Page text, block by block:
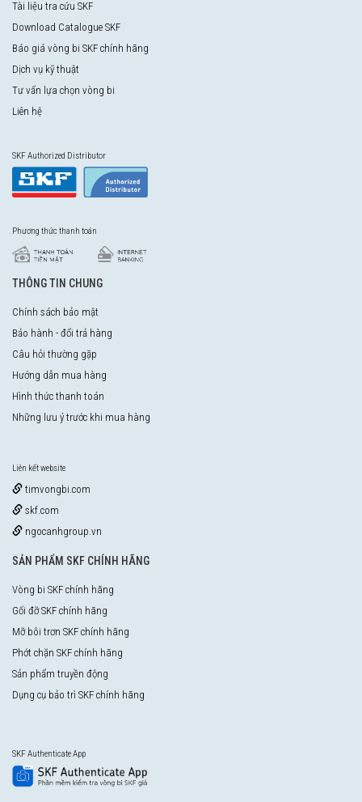
Tài liệu tra cứu SKF
Download Catalogue SKF
Báo giá vòng bi SKF chính hãng
Dịch vụ kỹ thuật
Tư vấn lựa chọn vòng bi
Liên hệ
SKF Authorized Distributor
Phương thức thanh toán
THÔNG TIN CHUNG
Chính sách bảo mật
Bảo hành - đổi trả hàng
Câu hỏi thường gặp
Hướng dẫn mua hàng
Hình thức thanh toán
Những lưu ý trước khi mua hàng
Liên kết website
timvongbi.com
skf.com
ngocanhgroup.vn
SẢN PHẨM SKF CHÍNH HÃNG
Vòng bi SKF chính hãng
Gối đỡ SKF chính hãng
Mỡ bôi trơn SKF chính hãng
Phớt chặn SKF chính hãng
Sản phẩm truyền động
Dụng cụ bảo trì SKF chính hãng
SKF Authenticate App